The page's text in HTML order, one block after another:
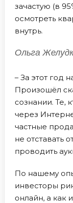
зачастую (в
осмотреть
внутрь.
Ольга
– За этот год
Произошёл
сознании. Те,
через
частные
не отставать
проводить
По нашему
инвесторы
онлайн, а как